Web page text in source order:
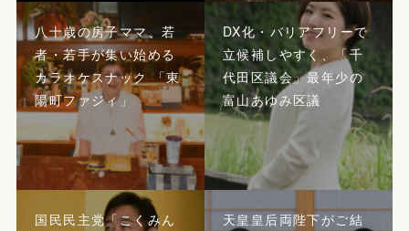
八十歳の房子ママ、若
者・若手が集い始める
カラオケスナック 「東
陽町ファジィ」
DX化・バリアフリーで
立候補しやすく、「千
代田区議会」最年少の
富山あゆみ区議
国民民主党「こくみん
天皇皇后両陛下がご結